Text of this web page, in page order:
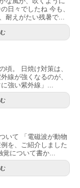
日々でしたね 今も、
耐えがたい残暑で...
頃。 日焼け対策は、
線が強くなるのが、
強い紫外線」...
いて 「電磁波が動物
を、ご紹介しました
について書か...